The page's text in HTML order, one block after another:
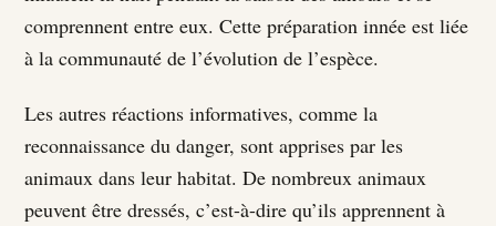
comprennent entre eux. Cette préparation innée est liée
à la communauté de l’évolution de l’espèce.
Les autres réactions informatives, comme la
reconnaissance du danger, sont apprises par les
animaux dans leur habitat. De nombreux animaux
peuvent être dressés, c’est-à-dire qu’ils apprennent à